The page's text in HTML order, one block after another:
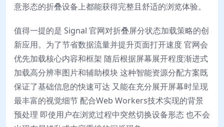
意形态的折叠设备上都能获得完整且舒适的浏览体验。
值得一提的是 Signal 官网对折叠屏分状态加载策略的创
新应用。为了节省数据流量并提升页面打开速度 官网会
优先加载核心内容和框架 随后根据屏幕展开程度渐进式
加载高分辨率图片和辅助模块 这种智能资源分配方案既
保证了基础信息的快速可达 又能在充分展开屏幕时呈现
最丰富的视觉细节 配合Web Workers技术实现的背景
预处理 即使用户在浏览过程中突然切换设备形态 也不会